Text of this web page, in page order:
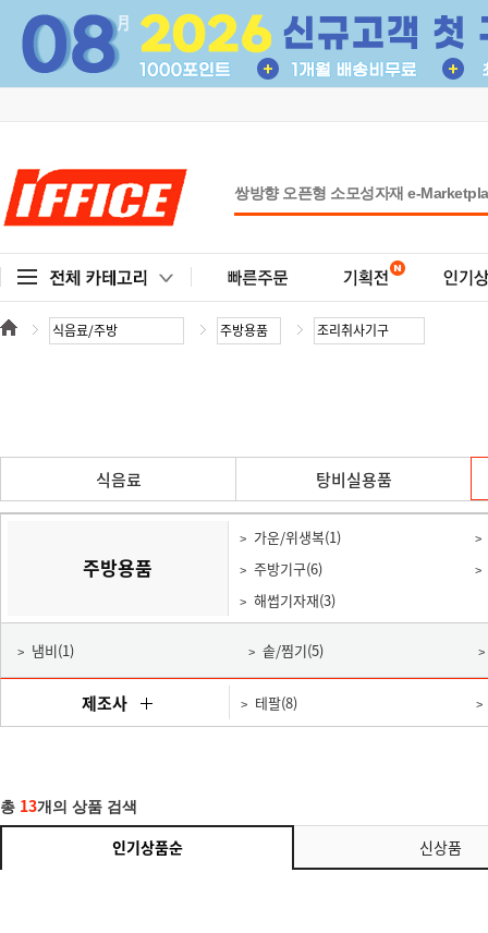
식음료 탕비실용품
주방용품
가운/위생복(1)
주방기구(6)
해썹기자재(3)
냄비(1) 솥/찜기(5)
제조사 테팔(8)
총 13개의 상품 검색
인기상품순 신상품